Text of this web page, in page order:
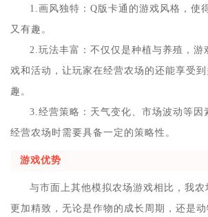
1.画风独特：Q版卡通的游戏风格，使
又有趣。
2.玩法丰富：不仅仅是种植与养殖，游
戏和活动，让玩家在经营农场的还能享受
趣。
3.经营策略：天气变化、市场波动等因
经营农场时需要具备一定的策略性。
游戏优势
与市面上其他模拟农场游戏相比，我
更加精致，无论是作物的成长周期，还是